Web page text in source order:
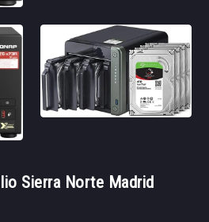
Sierra Norte Madrid